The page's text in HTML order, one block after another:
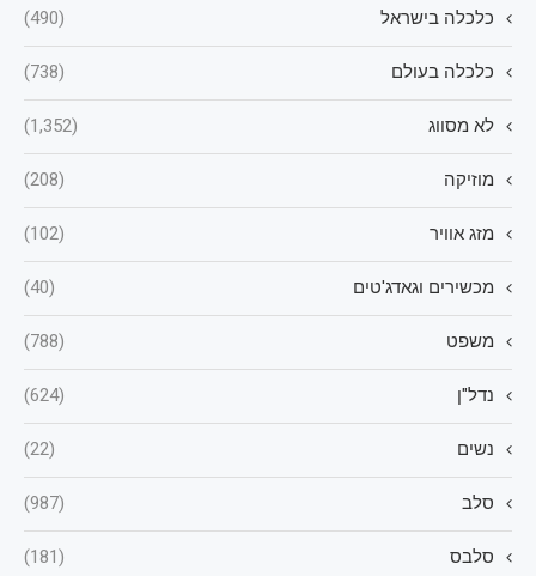
כלכלה בישראל (490)
כלכלה בעולם (738)
לא מסווג (1,352)
מוזיקה (208)
מזג אוויר (102)
מכשירים וגאדג'טים (40)
משפט (788)
נדל"ן (624)
נשים (22)
סלב (987)
סלבס (181)